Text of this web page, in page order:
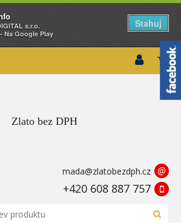
s.r.o.
Na Google Play
Stahuj
Zlato bez DPH
mada@zlatobezdph.cz @
+420 608 887 757